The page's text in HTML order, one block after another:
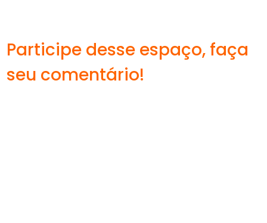
Participe desse espaço, faça
seu comentário!